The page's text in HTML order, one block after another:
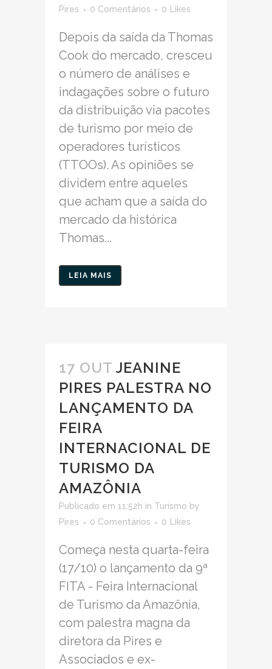
Pires 0 Comentários 0 Likes
Depois da saída da Thomas
Cook do mercado, cresceu
o número de análises e
indagações sobre o futuro
da distribuição via pacotes
de turismo por meio de
operadores turísticos
(TTOOs). As opiniões se
dividem entre aqueles
que acham que a saída do
mercado da histórica
Thomas...
LEIA MAIS
17 OUT JEANINE
PIRES PALESTRA NO
LANÇAMENTO DA
FEIRA
INTERNACIONAL DE
TURISMO DA
AMAZÔNIA
Publicado em 11:52h in Turismo by
Pires
0 Comentários 0 Likes
Começa nesta quarta-feira
(17/10) o lançamento da 9ª
FITA - Feira Internacional
de Turismo da Amazônia,
com palestra magna da
diretora da Pires e
Associados e ex-